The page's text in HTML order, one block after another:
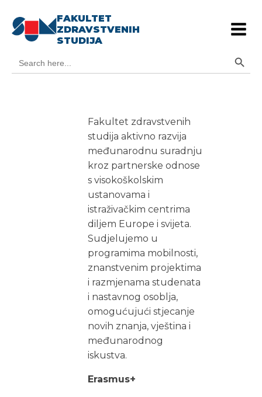
FAKULTET
ZDRAVSTVENIH
STUDIJA
for:
Fakultet zdravstvenih
studija aktivno razvija
međunarodnu suradnju
kroz partnerske odnose
s visokoškolskim
ustanovama i
istraživačkim centrima
diljem Europe i svijeta.
Sudjelujemo u
programima mobilnosti,
znanstvenim projektima
i razmjenama studenata
i nastavnog osoblja,
omogućujući stjecanje
novih znanja, vještina i
međunarodnog
iskustva.
Erasmus+